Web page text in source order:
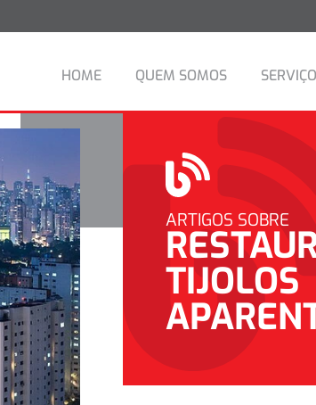
HOME QUEM SOMOS
ARTIGOS SOBRE
TIJOLOS